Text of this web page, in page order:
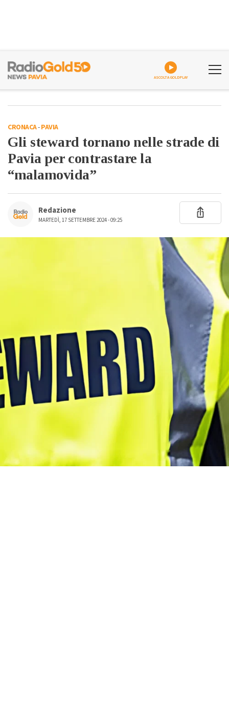
ASCOLTA GOLDPLAY
CRONACA-PAVIA
Gli steward tornano nelle strade di
Pavia per contrastare la
“malamovida”
Redazione
MARTEDÌ, 17 SETTEMBRE 2024 - 09:25